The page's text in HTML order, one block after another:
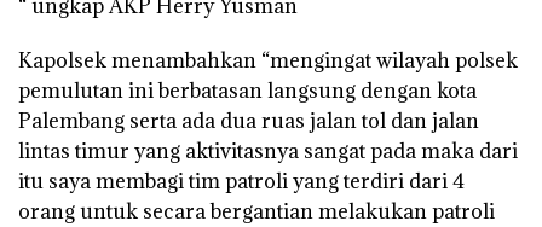
“ ungkap AKP Herry Yusman
Kapolsek menambahkan “mengingat wilayah polsek
pemulutan ini berbatasan langsung dengan kota
Palembang serta ada dua ruas jalan tol dan jalan
lintas timur yang aktivitasnya sangat pada maka dari
itu saya membagi tim patroli yang terdiri dari 4
orang untuk secara bergantian melakukan patroli